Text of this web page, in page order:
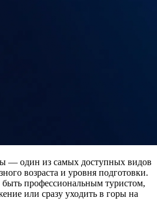
— один из самых доступных видов
возраста и уровня подготовки.
быть профессиональным туристом,
или сразу уходить в горы на